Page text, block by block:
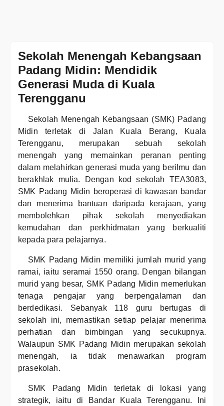
Sekolah Menengah Kebangsaan
Padang Midin: Mendidik
Generasi Muda di Kuala
Terengganu
Sekolah Menengah Kebangsaan (SMK) Padang
Midin terletak di Jalan Kuala Berang, Kuala
Terengganu, merupakan sebuah sekolah
menengah yang memainkan peranan penting
dalam melahirkan generasi muda yang berilmu dan
berakhlak mulia. Dengan kod sekolah TEA3083,
SMK Padang Midin beroperasi di kawasan bandar
dan menerima bantuan daripada kerajaan, yang
membolehkan pihak sekolah menyediakan
kemudahan dan perkhidmatan yang berkualiti
kepada para pelajarnya.
SMK Padang Midin memiliki jumlah murid yang
ramai, iaitu seramai 1550 orang. Dengan bilangan
murid yang besar, SMK Padang Midin memerlukan
tenaga pengajar yang berpengalaman dan
berdedikasi. Sebanyak 118 guru bertugas di
sekolah ini, memastikan setiap pelajar menerima
perhatian dan bimbingan yang secukupnya.
Walaupun SMK Padang Midin merupakan sekolah
menengah, ia tidak menawarkan program
prasekolah.
SMK Padang Midin terletak di lokasi yang
strategik, iaitu di Bandar Kuala Terengganu. Ini